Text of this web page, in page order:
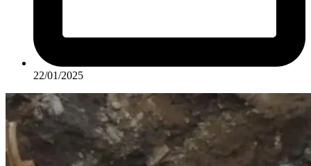
22/01/2025